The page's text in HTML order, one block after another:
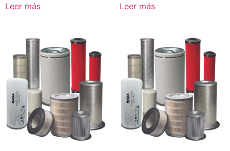
Leer más Leer más